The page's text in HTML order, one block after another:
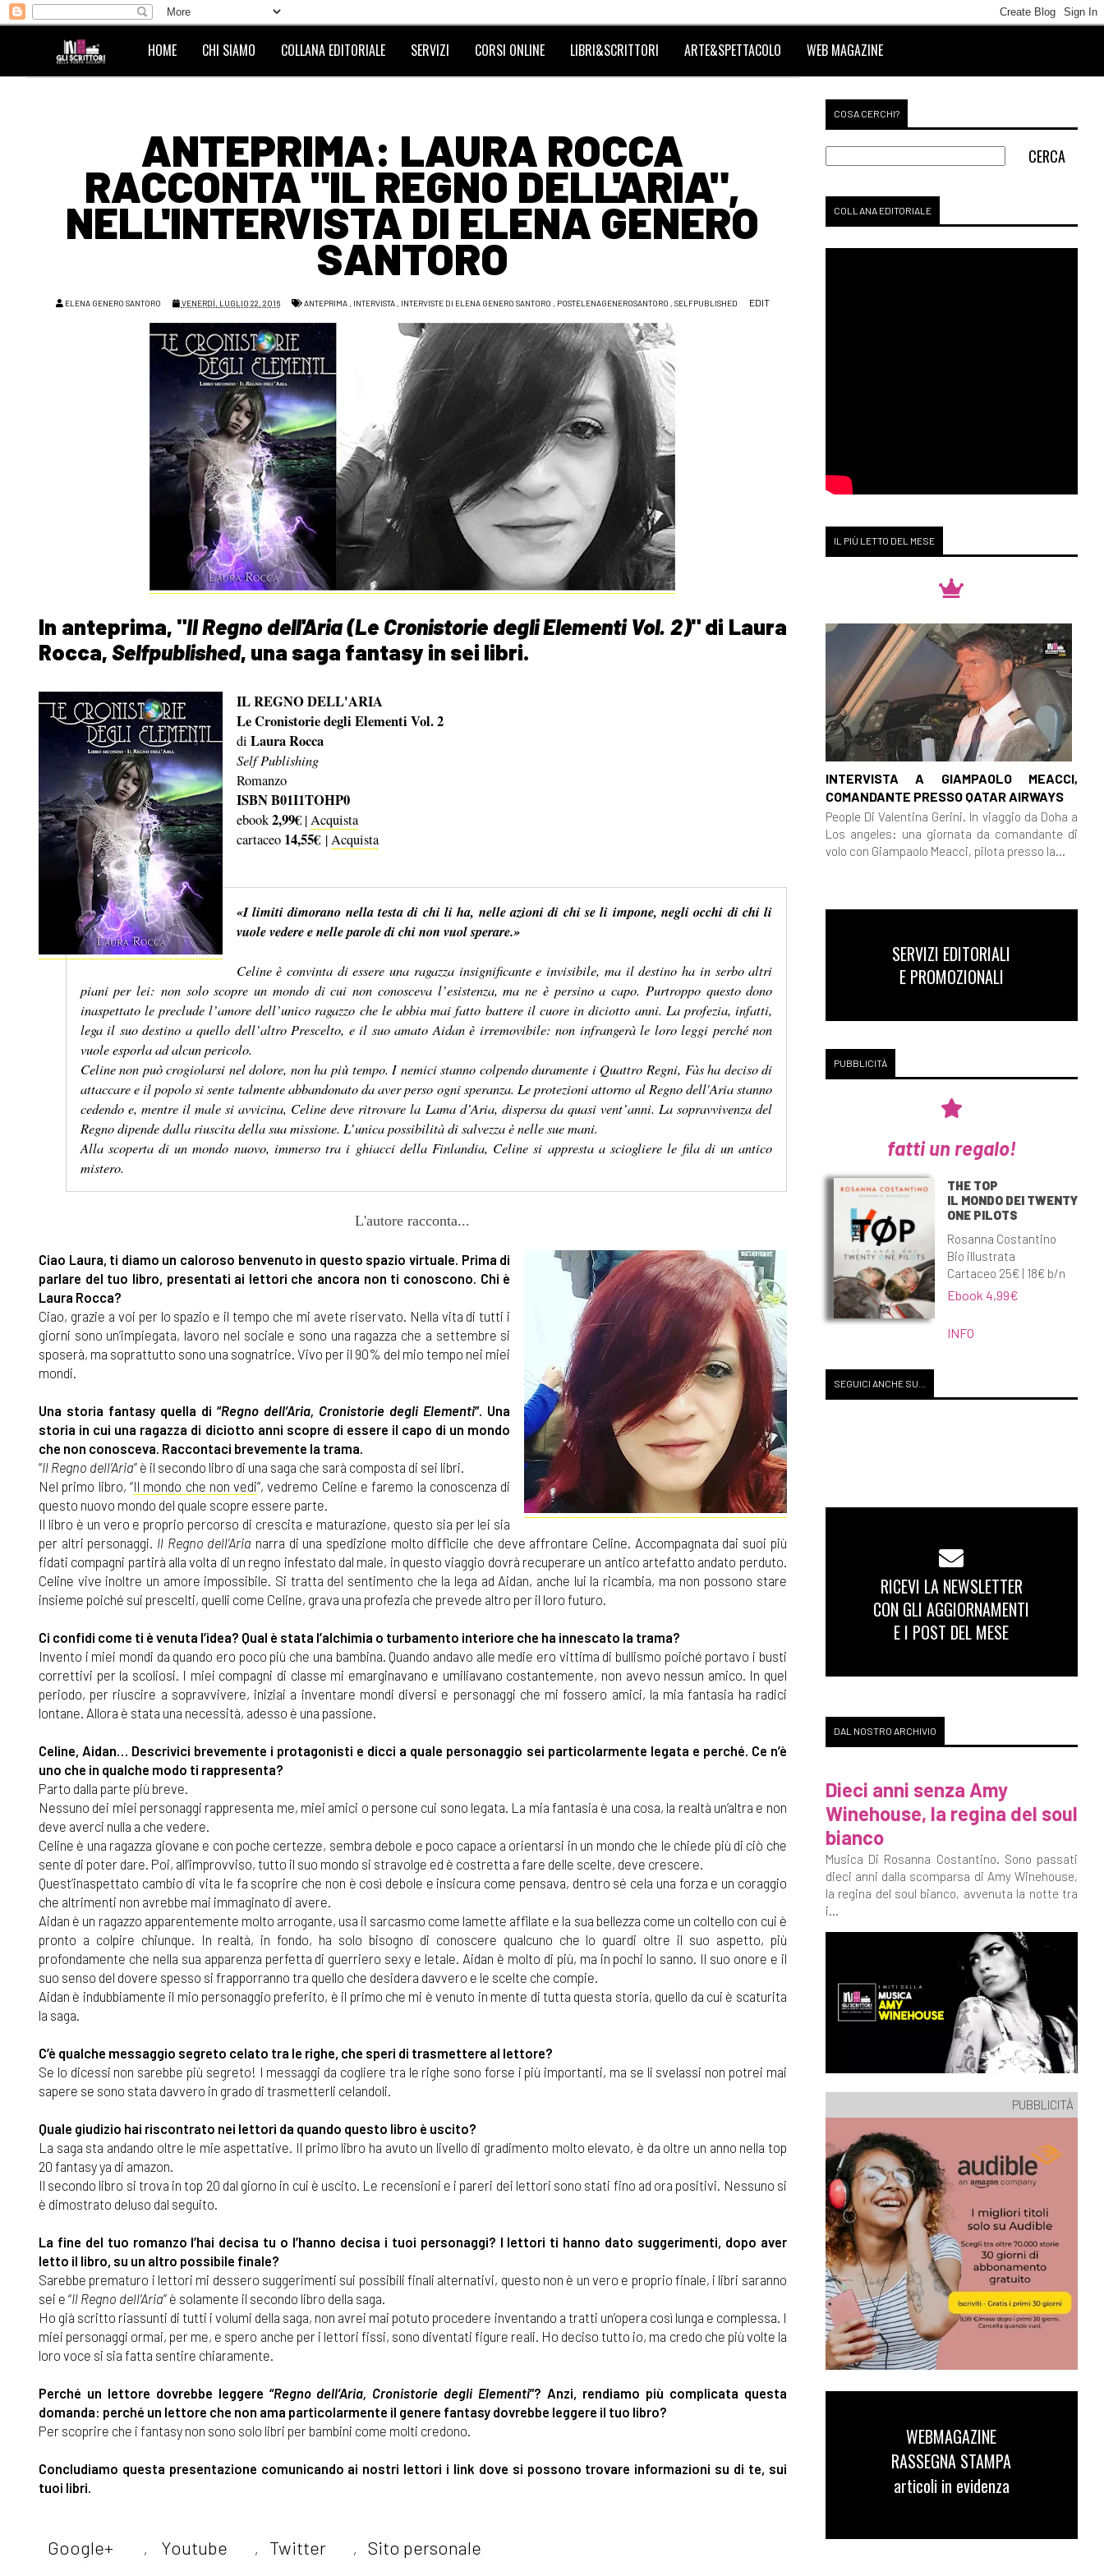
HOME CHI SIAMO COLLANA EDITORIALE SERVIZI CORSI ONLINE LIBRI&SCRITTORI ARTE&SPETTACOLO WEB MAGAZINE
ANTEPRIMA: LAURA ROCCA
RACCONTA "IL REGNO DELL'ARIA",
NELL'INTERVISTA DI ELENA GENERO
SANTORO
ELENA GENERO SANTORO VENERDÌ, LUGLIO 22, 2016 ANTEPRIMA, INTERVISTA, INTERVISTE DI ELENA GENERO SANTORO , POSTELENAGENEROSANTORO , SELFPUBLISHED EDIT
In anteprima, "Il Regno dell'Aria (Le Cronistorie degli Elementi Vol. 2)" di Laura
Rocca,Selfpublished, una saga fantasy in sei libri.
IL REGNO DELL'ARIA
Le Cronistorie degli Elementi Vol. 2
di Laura Rocca
Self Publishing
Romanzo
ISBN B01I1TOHP0
ebook2,99€ |Acquista
cartaceo14,55€|Acquista
«I limiti dimorano nella testa di chi li ha, nelle azioni di chi se li impone, negli occhi di chi li
vuole vedere e nelle parole di chi non vuol sperare.»
Celine è convinta di essere una ragazza insignificante e invisibile, ma il destino ha in serbo altri
piani per lei: non solo scopre un mondo di cui non conosceva l’esistenza, ma ne è persino a capo. Purtroppo questo dono
inaspettato le preclude l’amore dell’unico ragazzo che le abbia mai fatto battere il cuore in diciotto anni. La profezia, infatti,
lega il suo destino a quello dell’altro Prescelto, e il suo amato Aidan è irremovibile: non infrangerà le loro leggi perché non
vuole esporla ad alcun pericolo.
Celine non può crogiolarsi nel dolore, non ha più tempo. I nemici stanno colpendo duramente i Quattro Regni, Fàs ha deciso di
attaccare e il popolo si sente talmente abbandonato da aver perso ogni speranza. Le protezioni attorno al Regno dell'Aria stanno
cedendo e, mentre il male si avvicina, Celine deve ritrovare la Lama d’Aria, dispersa da quasi vent’anni. La sopravvivenza del
Regno dipende dalla riuscita della sua missione. L’unica possibilità di salvezza è nelle sue mani.
Alla scoperta di un mondo nuovo, immerso tra i ghiacci della Finlandia, Celine si appresta a sciogliere le fila di un antico
mistero.
L'autore racconta...
Ciao Laura, ti diamo un caloroso benvenuto in questo spazio virtuale. Prima di
parlare del tuo libro, presentati ai lettori che ancora non ti conoscono. Chi è
Laura Rocca?
Ciao, grazie a voi per lo spazio e il tempo che mi avete riservato. Nella vita di tutti i
giorni sono un’impiegata, lavoro nel sociale e sono una ragazza che a settembre si
sposerà, ma soprattutto sono una sognatrice. Vivo per il 90% del mio tempo nei miei
mondi.
Una storia fantasy quella di “Regno dell’Aria, Cronistorie degli Elementi”. Una
storia in cui una ragazza di diciotto anni scopre di essere il capo di un mondo
che non conosceva. Raccontaci brevemente la trama.
“Il Regno dell’Aria” è il secondo libro di una saga che sarà composta di sei libri.
Nel primo libro, “Il mondo che non vedi”, vedremo Celine e faremo la conoscenza di
questo nuovo mondo del quale scopre essere parte.
Il libro è un vero e proprio percorso di crescita e maturazione, questo sia per lei sia
per altri personaggi. Il Regno dell’Aria narra di una spedizione molto difficile che deve affrontare Celine. Accompagnata dai suoi più
fidati compagni partirà alla volta di un regno infestato dal male, in questo viaggio dovrà recuperare un antico artefatto andato perduto.
Celine vive inoltre un amore impossibile. Si tratta del sentimento che la lega ad Aidan, anche lui la ricambia, ma non possono stare
insieme poiché sui prescelti, quelli come Celine, grava una profezia che prevede altro per il loro futuro.
Ci confidi come ti è venuta l’idea? Qual è stata l’alchimia o turbamento interiore che ha innescato la trama?
Invento i miei mondi da quando ero poco più che una bambina. Quando andavo alle medie ero vittima di bullismo poiché portavo i busti
correttivi per la scoliosi. I miei compagni di classe mi emarginavano e umiliavano costantemente, non avevo nessun amico. In quel
periodo, per riuscire a sopravvivere, iniziai a inventare mondi diversi e personaggi che mi fossero amici, la mia fantasia ha radici
lontane. Allora è stata una necessità, adesso è una passione.
Celine, Aidan… Descrivici brevemente i protagonisti e dicci a quale personaggio sei particolarmente legata e perché. Ce n’è
uno che in qualche modo ti rappresenta?
Parto dalla parte più breve.
Nessuno dei miei personaggi rappresenta me, miei amici o persone cui sono legata. La mia fantasia è una cosa, la realtà un’altra e non
deve averci nulla a che vedere.
Celine è una ragazza giovane e con poche certezze, sembra debole e poco capace a orientarsi in un mondo che le chiede più di ciò che
sente di poter dare. Poi, all’improvviso, tutto il suo mondo si stravolge ed è costretta a fare delle scelte, deve crescere.
Quest’inaspettato cambio di vita le fa scoprire che non è così debole e insicura come pensava, dentro sé cela una forza e un coraggio
che altrimenti non avrebbe mai immaginato di avere.
Aidan è un ragazzo apparentemente molto arrogante, usa il sarcasmo come lamette affilate e la sua bellezza come un coltello con cui è
pronto a colpire chiunque. In realtà, in fondo, ha solo bisogno di conoscere qualcuno che lo guardi oltre il suo aspetto, più
profondamente che nella sua apparenza perfetta di guerriero sexy e letale. Aidan è molto di più, ma in pochi lo sanno. Il suo onore e il
suo senso del dovere spesso si frapporranno tra quello che desidera davvero e le scelte che compie.
Aidan è indubbiamente il mio personaggio preferito, è il primo che mi è venuto in mente di tutta questa storia, quello da cui è scaturita
la saga.
C’è qualche messaggio segreto celato tra le righe, che speri di trasmettere al lettore?
Se lo dicessi non sarebbe più segreto! I messaggi da cogliere tra le righe sono forse i più importanti, ma se li svelassi non potrei mai
sapere se sono stata davvero in grado di trasmetterli celandoli.
Quale giudizio hai riscontrato nei lettori da quando questo libro è uscito?
La saga sta andando oltre le mie aspettative. Il primo libro ha avuto un livello di gradimento molto elevato, è da oltre un anno nella top
20 fantasy ya di amazon.
Il secondo libro si trova in top 20 dal giorno in cui è uscito. Le recensioni e i pareri dei lettori sono stati fino ad ora positivi. Nessuno si
è dimostrato deluso dal seguito.
La fine del tuo romanzo l’hai decisa tu o l’hanno decisa i tuoi personaggi? I lettori ti hanno dato suggerimenti, dopo aver
letto il libro, su un altro possibile finale?
Sarebbe prematuro i lettori mi dessero suggerimenti sui possibili finali alternativi, questo non è un vero e proprio finale, i libri saranno
sei e “Il Regno dell’Aria” è solamente il secondo libro della saga.
Ho già scritto riassunti di tutti i volumi della saga, non avrei mai potuto procedere inventando a tratti un’opera così lunga e complessa. I
miei personaggi ormai, per me, e spero anche per i lettori fissi, sono diventati figure reali. Ho deciso tutto io, ma credo che più volte la
loro voce si sia fatta sentire chiaramente.
Perché un lettore dovrebbe leggere “Regno dell’Aria, Cronistorie degli Elementi”? Anzi, rendiamo più complicata questa
domanda: perché un lettore che non ama particolarmente il genere fantasy dovrebbe leggere il tuo libro?
Per scoprire che i fantasy non sono solo libri per bambini come molti credono.
Concludiamo questa presentazione comunicando ai nostri lettori i link dove si possono trovare informazioni su di te, sui
tuoi libri.
Google+ , Youtube , Twitter , Sito personale
COSA CERCHI?
COLLANA EDITORIALE
IL PIÙ LETTO DEL MESE
INTERVISTA A GIAMPAOLO MEACCI,
COMANDANTE PRESSO QATAR AIRWAYS
People Di Valentina Gerini. In viaggio da Doha a
Los angeles: una giornata da comandante di
volo con Giampaolo Meacci, pilota presso la...
SERVIZI EDITORIALI
E PROMOZIONALI
PUBBLICITÀ
fatti un regalo!
THE TOP
IL MONDO DEI TWENTY
ONE PILOTS
Rosanna Costantino
Bio illustrata
Cartaceo 25€ | 18€ b/n
Ebook 4,99€
INFO
SEGUICI ANCHE SU...
RICEVI LA NEWSLETTER
CON GLI AGGIORNAMENTI
E I POST DEL MESE
DAL NOSTRO ARCHIVIO
Dieci anni senza Amy
Winehouse, la regina del soul
bianco
Musica Di Rosanna Costantino. Sono passati
dieci anni dalla scomparsa di Amy Winehouse,
la regina del soul bianco, avvenuta la notte tra
i...
PUBBLICITÀ
WEBMAGAZINE
RASSEGNA STAMPA
articoli in evidenza